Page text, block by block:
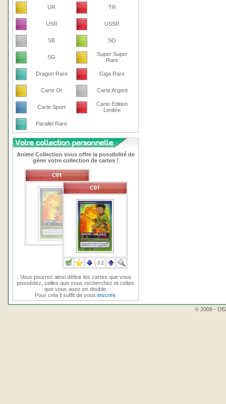
UR TR
USR USSR
SB SO
SG
Super Super
Rare
Dragon Rare Giga Rare
Carte Or Carte Argent
Carte Sport
Carte Edition
Limitée
Parallel Rare
Anime Collection vous offre la possibilité de
gérer votre collection de cartes !
Vous pourrez ainsi définir les cartes que vous
possédez, celles que vous recherchez et celles
que vous avez en double.
Pour cela il suffit de vous inscrire.
© 2008 -